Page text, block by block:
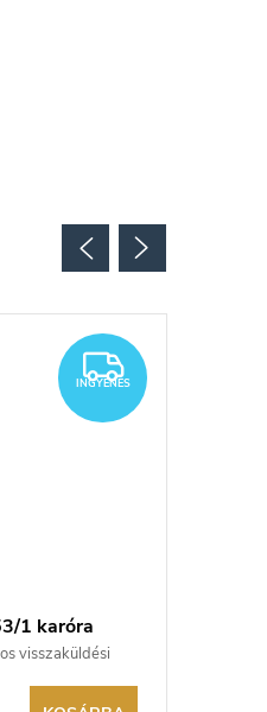
INGYENES
INGYENES
1 karóra
visszaküldési
márkakereskedő.